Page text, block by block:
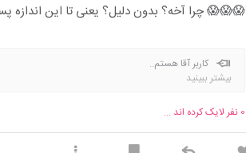
😱😱😱 چرا آخه؟ بدون دلیل؟ یعنی تا این
کاربر آقا هستم..
بیشتر ببینید
0 نفر لایک کرده اند ...